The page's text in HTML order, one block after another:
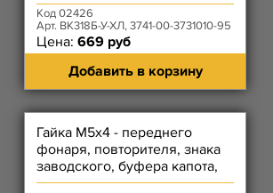
Код 02426
Арт. ВК318Б-У-ХЛ, 3741-00-3731010-95
Цена: 669 руб
Добавить в корзину
Гайка М5х4 - переднего
фонаря, повторителя, знака
заводского, буфера капота,
тяги акселератора